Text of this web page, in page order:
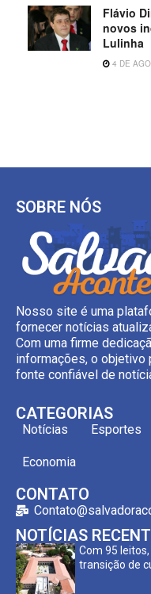
Flávio
novos
Lulinha
4 DE
SOBRE NÓS
Nosso site é uma
fornecer notícias
Com uma firme
informações, o
fonte confiável de
CATEGORIAS
Notícias Esportes
Economia
CONTATO
NOTÍCIAS
Com 95
transição de